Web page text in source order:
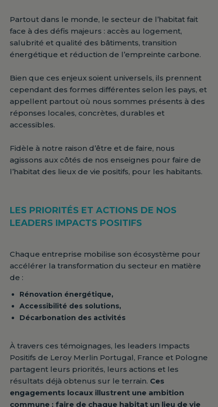
Partout dans le monde, le secteur de l’habitat fait
face à des défis majeurs : accès au logement,
salubrité et qualité des bâtiments, transition
énergétique et réduction de l’empreinte carbone.
Bien que ces enjeux soient universels, ils prennent
cependant des formes différentes selon les pays, et
appellent partout où nous sommes présents à des
réponses locales, concrètes, durables et
accessibles.
Fidèle à notre raison d’être et de faire, nous
agissons aux côtés de nos enseignes pour faire de
l’habitat des lieux de vie positifs, pour les habitants.
LES PRIORITÉS ET ACTIONS DE NOS
LEADERS IMPACTS POSITIFS
Chaque entreprise mobilise son écosystème pour
accélérer la transformation du secteur en matière
de :
Rénovation énergétique,
Accessibilité des solutions,
Décarbonation des activités
À travers ces témoignages, les leaders Impacts
Positifs de Leroy Merlin Portugal, France et Pologne
partagent leurs priorités, leurs actions et les
résultats déjà obtenus sur le terrain. Ces
engagements locaux illustrent une ambition
commune : faire de chaque habitat un lieu de vie